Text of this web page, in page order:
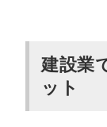
まと
んで受注
建設業
ット